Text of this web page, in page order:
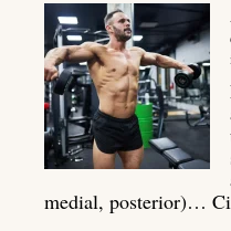
culturism:
Inamicul
tăcut
al
masei
musculare
medial, posterior)…